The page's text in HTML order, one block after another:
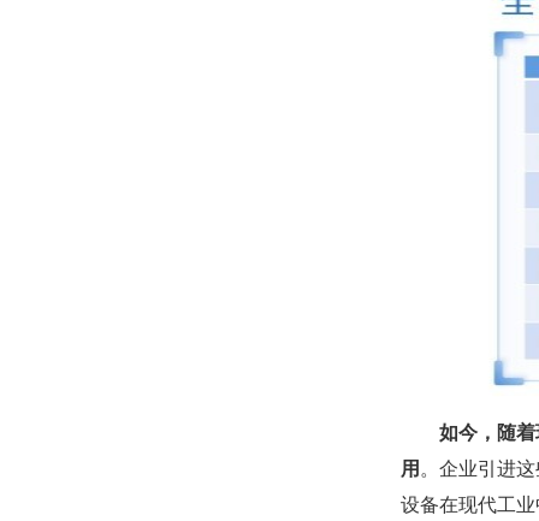
如今， 随
用 。 企业引进
设备在现代工